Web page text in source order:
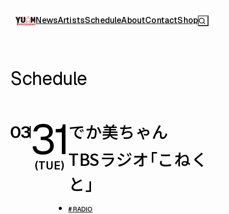
NewsArtistsScheduleAboutContactShop
Schedule
0331
(TUE)
でか美ちゃん
TBSラジオ「こねく
と」
# RADIO